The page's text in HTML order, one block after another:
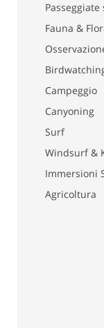
Fauna &
Campeggio
Canyoning
Surf
Windsurf &
Immersioni
Agricoltura